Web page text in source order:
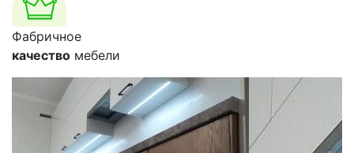
Фабричное
качество мебели